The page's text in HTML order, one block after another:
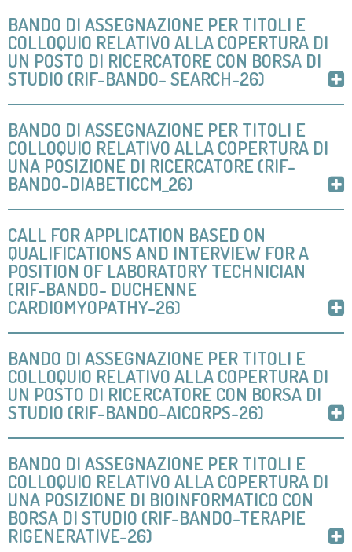
BANDO DI ASSEGNAZIONE PER TITOLI E
COLLOQUIO RELATIVO ALLA COPERTURA DI
UN POSTO DI RICERCATORE CON BORSA DI
STUDIO (RIF-BANDO- SEARCH-26)
BANDO DI ASSEGNAZIONE PER TITOLI E
COLLOQUIO RELATIVO ALLA COPERTURA DI
UNA POSIZIONE DI RICERCATORE (RIF-
BANDO-DIABETICCM_26)
CALL FOR APPLICATION BASED ON
QUALIFICATIONS AND INTERVIEW FOR A
POSITION OF LABORATORY TECHNICIAN
(RIF-BANDO- DUCHENNE
CARDIOMYOPATHY-26)
BANDO DI ASSEGNAZIONE PER TITOLI E
COLLOQUIO RELATIVO ALLA COPERTURA DI
UN POSTO DI RICERCATORE CON BORSA DI
STUDIO (RIF-BANDO-AICORPS-26)
BANDO DI ASSEGNAZIONE PER TITOLI E
COLLOQUIO RELATIVO ALLA COPERTURA DI
UNA POSIZIONE DI BIOINFORMATICO CON
BORSA DI STUDIO (RIF-BANDO-TERAPIE
RIGENERATIVE-26)